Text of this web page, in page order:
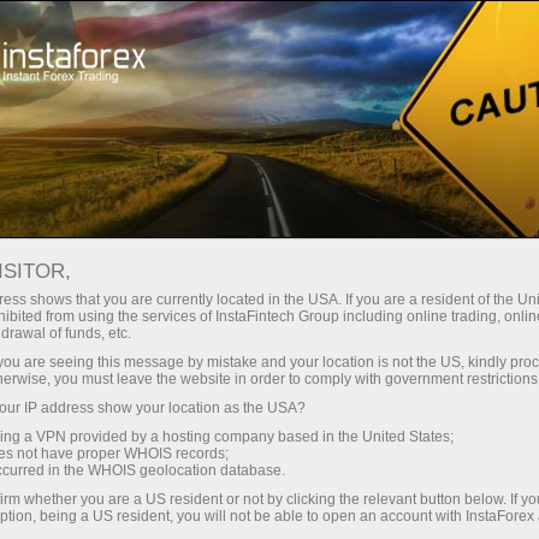
InstaForex के साथ आपको वास्तविक
लीवरेज, मार्केट में बेहतरीन स्प्रेड्स और
कमीशन, और स्टॉक्स व इंडेक्स ट्रेडिंग के लिए
फायदेमंद शर्तें।
छोटे
हर डिपॉजिट पर
30% बोनस
ट्रेडिंग में
और हाईवे पर गति
shows that you are currently located in the USA. If you are a resident of the
from using the services of InstaFintech Group including online trading,
of funds, etc.
are seeing this message by mistake and your location is not the US, kindly
you must leave the website in order to comply with government
IP address show your location as the USA?
a VPN provided by a hosting company based in the United States;
not have proper WHOIS records;
in the WHOIS geolocation database.
whether you are a US resident or not by clicking the relevant button below. If
being a US resident, you will not be able to open an account with InstaForex